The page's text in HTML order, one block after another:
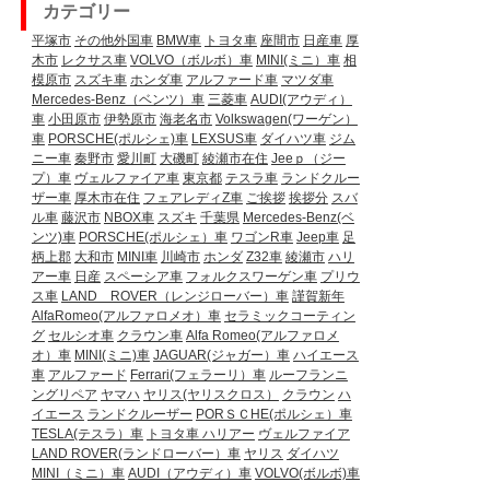
カテゴリー
平塚市 その他外国車 BMW車 トヨタ車 座間市 日産車 厚
木市 レクサス車 VOLVO（ボルボ）車 MINI(ミニ）車 相
模原市 スズキ車 ホンダ車 アルファード車 マツダ車
Mercedes-Benz（ベンツ）車 三菱車 AUDI(アウディ）
車 小田原市 伊勢原市 海老名市 Volkswagen(ワーゲン）
車 PORSCHE(ポルシェ)車 LEXSUS車 ダイハツ車 ジム
ニー車 秦野市 愛川町 大磯町 綾瀬市在住 Jeeｐ（ジー
プ）車 ヴェルファイア車 東京都 テスラ車 ランドクルー
ザー車 厚木市在住 フェアレディZ車 ご挨拶 挨拶分 スバ
ル車 藤沢市 NBOX車 スズキ 千葉県 Mercedes-Benz(ベ
ンツ)車 PORSCHE(ポルシェ）車 ワゴンR車 Jeep車 足
柄上郡 大和市 MINI車 川崎市 ホンダ Z32車 綾瀬市 ハリ
アー車 日産 スペーシア車 フォルクスワーゲン車 プリウ
ス車 LAND ROVER（レンジローバー）車 謹賀新年
AlfaRomeo(アルファロメオ）車 セラミックコーティン
グ セルシオ車 クラウン車 Alfa Romeo(アルファロメ
オ）車 MINI(ミニ)車 JAGUAR(ジャガー）車 ハイエース
車 アルファード Ferrari(フェラーリ）車 ルーフランニ
ングリペア ヤマハ ヤリス(ヤリスクロス） クラウン ハ
イエース ランドクルーザー PORＳＣHE(ポルシェ）車
TESLA(テスラ）車 トヨタ車 ハリアー ヴェルファイア
LAND ROVER(ランドローバー）車 ヤリス ダイハツ
MINI（ミニ）車 AUDI（アウディ）車 VOLVO(ボルボ)車